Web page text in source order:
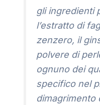
gli ingredienti
l’estratto di
zenzero, il
polvere di
ognuno dei
specifico nel
dimagrimento